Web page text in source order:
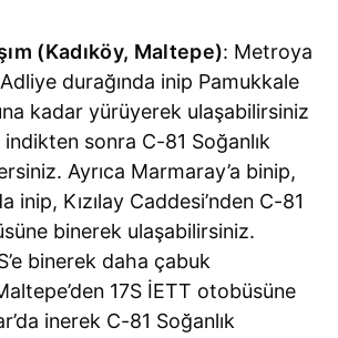
(Kadıköy, Maltepe): Metroya
durağında inip Pamukkale
kadar yürüyerek ulaşabilirsiniz
sonra C-81 Soğanlık
Ayrıca Marmaray’a binip,
inip, Kızılay Caddesi’nden C-81
binerek ulaşabilirsiniz.
binerek daha çabuk
17S İETT otobüsüne
inerek C-81 Soğanlık